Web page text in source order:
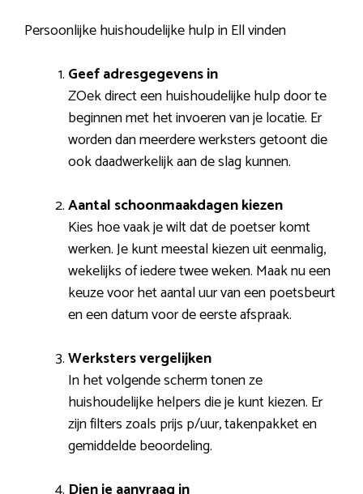
Persoonlijke huishoudelijke hulp in Ell vinden
Geef adresgegevens in
ZOek direct een huishoudelijke hulp door te
beginnen met het invoeren van je locatie. Er
worden dan meerdere werksters getoont die
ook daadwerkelijk aan de slag kunnen.
Aantal schoonmaakdagen kiezen
Kies hoe vaak je wilt dat de poetser komt
werken. Je kunt meestal kiezen uit eenmalig,
wekelijks of iedere twee weken. Maak nu een
keuze voor het aantal uur van een poetsbeurt
en een datum voor de eerste afspraak.
Werksters vergelijken
In het volgende scherm tonen ze
huishoudelijke helpers die je kunt kiezen. Er
zijn filters zoals prijs p/uur, takenpakket en
gemiddelde beoordeling.